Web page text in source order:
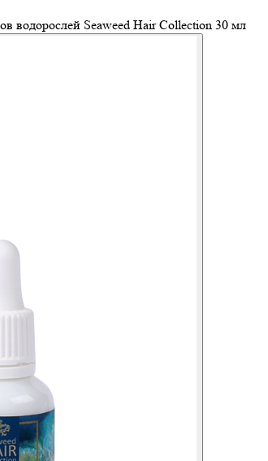
водорослей Seaweed Hair Collection 30 мл